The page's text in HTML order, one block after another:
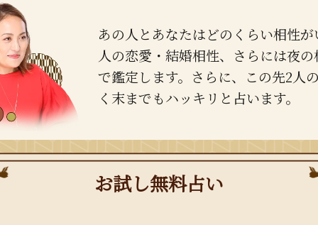
あの人とあなたはどのくらい相性が
人の恋愛・結婚相性、さらには夜の
で鑑定します。さらに、この先2人
く末までもハッキリと占います。
お試し無料占い